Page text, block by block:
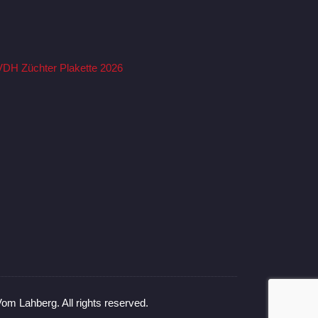
Lahberg. All rights reserved.